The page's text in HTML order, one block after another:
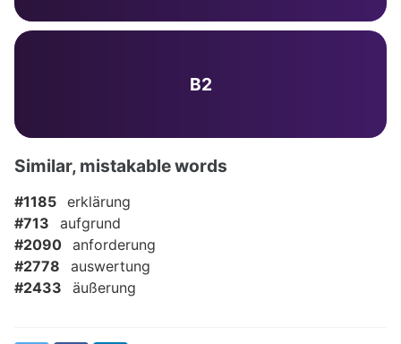
B2
Similar, mistakable words
#1185 erklärung
#713
aufgrund
#2090 anforderung
#2778
auswertung
#2433
äußerung